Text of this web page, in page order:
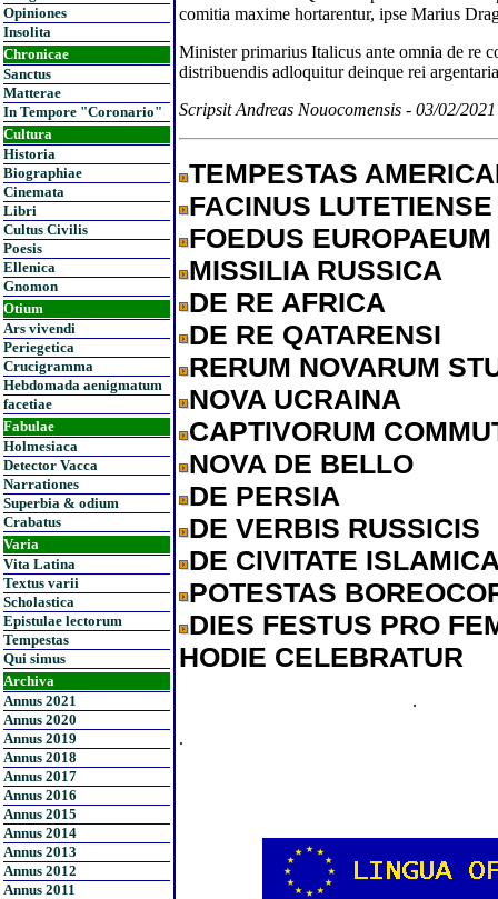
Opiniones
Insolita
Chronicae
Sanctus
Matterae
In Tempore "Coronario"
Cultura
Historia
Biographiae
Cinemata
Libri
Cultus Civilis
Poesis
Ellenica
Gnomon
Otium
Ars vivendi
Periegetica
Crucigramma
Hebdomada aenigmatum
facetiae
Fabulae
Holmesiaca
Detector Vacca
Narrationes
Superbia & odium
Crabatus
Varia
Vita Latina
Textus varii
Scholastica
Epistulae lectorum
Tempestas
Qui simus
Archiva
Annus 2021
Annus 2020
Annus 2019
Annus 2018
Annus 2017
Annus 2016
Annus 2015
Annus 2014
Annus 2013
Annus 2012
Annus 2011
comitia maxime hortarentur, ipse Marius
Minister primarius Italicus ante omnia de re
distribuendis adloquitur deinque rei
Scripsit Andreas Nouocomensis - 03/02/
TEMPESTAS
FACINUS LUTETIENSE
FOEDUS EUROPAEUM
MISSILIA RUSSICA
DE RE AFRICA
DE RE QATARENSI
RERUM NOVARUM
NOVA UCRAINA
CAPTIVORUM
NOVA DE BELLO
DE PERSIA
DE VERBIS RUSSICIS
DE CIVITATE
POTESTAS
DIES FESTUS PRO
HODIE CELEBRATUR
.
.